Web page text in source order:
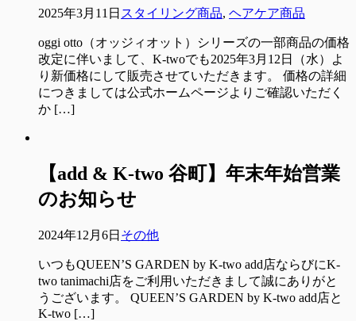
2025年3月11日 スタイリング商品, ヘアケア商品
oggi otto（オッジィオット）シリーズの一部商品の価格
改定に伴いまして、K-twoでも2025年3月12日（水）よ
り新価格にして販売させていただきます。 価格の詳細
につきましては公式ホームページよりご確認いただく
か […]
【add & K-two 谷町】年末年始営業
のお知らせ
2024年12月6日 その他
いつもQUEEN’S GARDEN by K-two add店ならびにK-
two tanimachi店をご利用いただきまして誠にありがと
うございます。 QUEEN’S GARDEN by K-two add店と
K-two […]